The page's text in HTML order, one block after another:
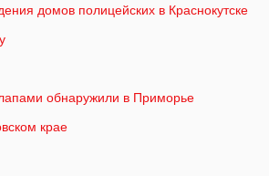
домов полицейских в Краснокутске
обнаружили в Приморье
крае